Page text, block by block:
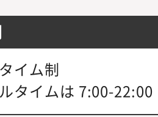
イム制
タイムは 7:00-